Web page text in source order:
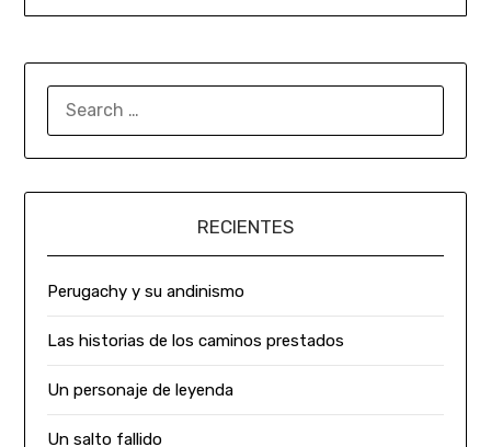
RECIENTES
Perugachy y su andinismo
Las historias de los caminos prestados
Un personaje de leyenda
Un salto fallido